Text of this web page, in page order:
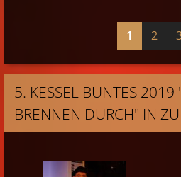
1 2
5. KESSEL BUNTES 2019
BRENNEN DURCH" IN